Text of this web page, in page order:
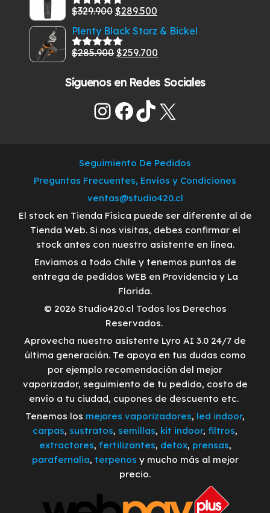
era:
$269.900.
es:
$229.900.
Valorado
5
$329.900 El
precio
original
era:
$289.500
precio
es:
Plenty Black Storz & Bickel
Valorado
$285.900 El
original
$285.900.
$259.700
actual
$259.700.
Síguenos en Redes Sociales
Instagram
Facebook
TikTok
X
Seguimiento De Pedidos
Preguntas Frecuentes, Envíos y Condiciones
ventas@studio420.cl
El stock en Tienda Física puede ser diferente al de
Tienda Web. Si nos visitas, debes confirmar el
stock antes con nuestro asistente en línea.
Enviamos a todo Chile y tenemos puntos de
entrega de pedidos WEB en Providencia y La
Florida.
© 2026 Studio420.cl Todos los Derechos
Reservados.
Aprovecha nuestro asistente Lyro AI 3.0 24/7 de
última generación. Te apoya en tus dudas como
por ejemplo recomendación del mejor
vaporizador, seguimiento de tu pedido, costo de
envío a tu ciudad, cupones de descuento etc.
Tenemos los mejores vaporizadores, led indoor,
carpas, sustratos, semillas, kit indoor, filtros,
extractores, fertilizantes, detox, prensas,
parafernalia, terpenos y mucho más al mejor
precio.